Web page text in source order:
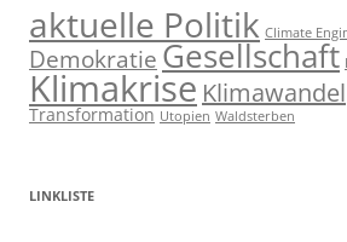
aktuelle Politik Climate
DemokratieGesellschaft
Klimakrise Klimawandel
Transformation Utopien Waldsterben
LINKLISTE